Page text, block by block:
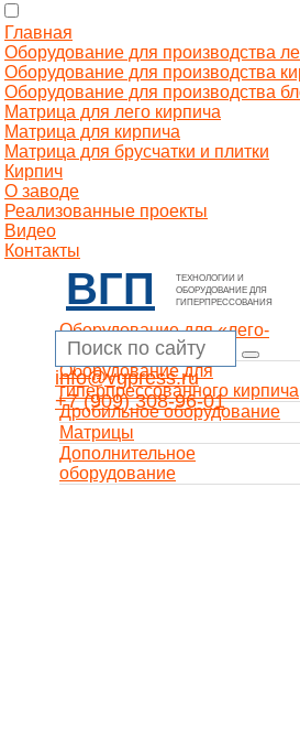
Главная
Оборудование для производства
Оборудование для производства
Оборудование для производства
Матрица для лего кирпича
Матрица для кирпича
Матрица для брусчатки и плитки
Кирпич
О заводе
Реализованные проекты
Видео
Контакты
ВГП
ТЕХНОЛОГИИ И
ОБОРУДОВАНИЕ ДЛЯ
ГИПЕРПРЕССОВАНИЯ
info@vgpress.ru
+7 (909) 308-96-01
Оборудование для «лего-
кирпича»
Оборудование для
гиперпрессованного кирпича
Дробильное оборудование
Матрицы
Дополнительное
оборудование